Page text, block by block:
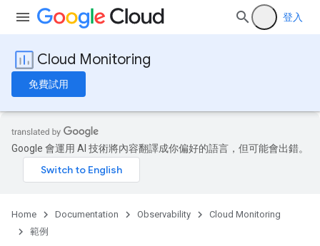
登入
Cloud Monitoring
免費試用
Google 會運用 AI 技術將內容翻譯成你偏好的語言，但可能會出錯。
Home Documentation Observability
Cloud Monitoring
範例